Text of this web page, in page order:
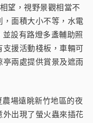
望，視野景觀相當不
面積大小不等，水電
設有路燈多盞輔助照
援活動棧板，車輛可
兩處提供賞景及遮雨
場遠眺新竹地區的夜
出現了螢火蟲來插花